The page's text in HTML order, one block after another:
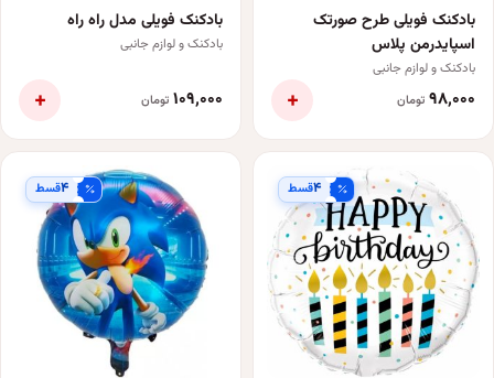
بادکنک فویلی طرح صورتک
اسپایدرمن پلاس
بادکنک و لوازم جانبی
۹۸٬۰۰۰ تومان +
بادکنک فویلی مدل راه راه
بادکنک و لوازم جانبی
۱۰۹٬۰۰۰ تومان +
۴قسط ۴قسط